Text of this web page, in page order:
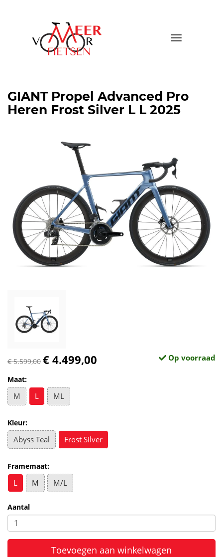
Toggle
GIANT Propel Advanced Pro
Heren Frost Silver L L 2025
€ 5.599,00 € 4.499,00 Op voorraad
Maat:
M L ML
Kleur:
Abyss Teal Frost Silver
Framemaat:
L M M/L
Aantal
Toevoegen aan winkelwagen